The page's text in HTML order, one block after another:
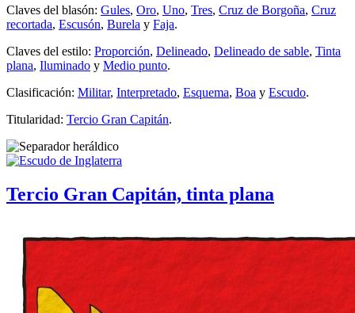
Claves del blasón: Gules, Oro, Uno, Tres, Cruz de Borgoña, Cruz
recortada, Escusón, Burela y Faja.
Claves del estilo: Proporción, Delineado, Delineado de sable, Tinta
plana, Iluminado y Medio punto.
Clasificación: Militar, Interpretado, Esquema, Boa y Escudo.
Titularidad: Tercio Gran Capitán.
Tercio Gran Capitán, tinta plana